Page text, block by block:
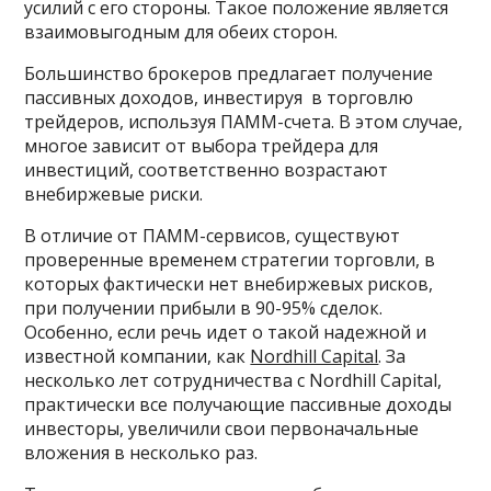
усилий с его стороны. Такое положение является
взаимовыгодным для обеих сторон.
Большинство брокеров предлагает получение
пассивных доходов, инвестируя в торговлю
трейдеров, используя ПАММ-счета. В этом случае,
многое зависит от выбора трейдера для
инвестиций, соответственно возрастают
внебиржевые риски.
В отличие от ПАММ-сервисов, существуют
проверенные временем стратегии торговли, в
которых фактически нет внебиржевых рисков,
при получении прибыли в 90-95% сделок.
Особенно, если речь идет о такой надежной и
известной компании, как Nordhill Capital. За
несколько лет сотрудничества с Nordhill Capital,
практически все получающие пассивные доходы
инвесторы, увеличили свои первоначальные
вложения в несколько раз.